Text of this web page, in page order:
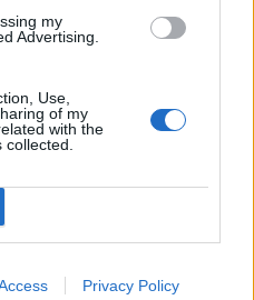
my
Advertising.
Use,
of my
with the
Privacy Policy
si cominciano già a vedere i
emerge dall’indagine, la
ad essa eventuali violazioni